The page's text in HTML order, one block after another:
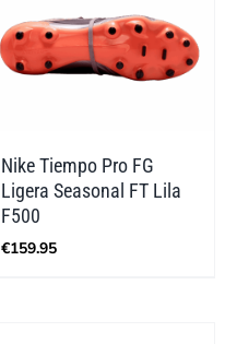
Nike Tiempo Pro FG
Ligera Seasonal FT Lila
F500
€159.95